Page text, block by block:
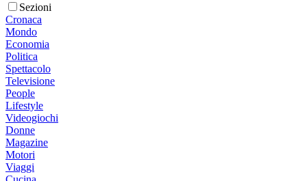
Sezioni
Cronaca
Mondo
Economia
Politica
Spettacolo
Televisione
People
Lifestyle
Videogiochi
Donne
Magazine
Motori
Viaggi